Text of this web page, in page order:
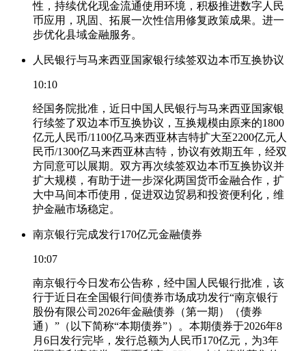
性，持续优化现金流通使用环境，积极推进数字人民
币应用，巩固、拓展一次性信用修复政策成果。进一
步优化县域金融服务。
人民银行与马来西亚国家银行续签双边本币互换协议
10:10
经国务院批准，近日中国人民银行与马来西亚国家银
行续签了双边本币互换协议，互换规模由原来的1800
亿元人民币/1100亿马来西亚林吉特扩大至2200亿元人
民币/1300亿马来西亚林吉特，协议有效期五年，经双
方同意可以展期。双方再次续签双边本币互换协议并
扩大规模，有助于进一步深化两国货币金融合作，扩
大中马间本币使用，促进双边贸易和投资便利化，维
护金融市场稳定。
南京银行完成发行170亿元金融债券
10:07
南京银行今日发布公告称，经中国人民银行批准，该
行于近日在全国银行间债券市场成功发行“南京银行
股份有限公司2026年金融债券（第一期）（债券
通）”（以下简称“本期债券”）。本期债券于2026年8
月6日发行完毕，发行总额为人民币170亿元，为3年